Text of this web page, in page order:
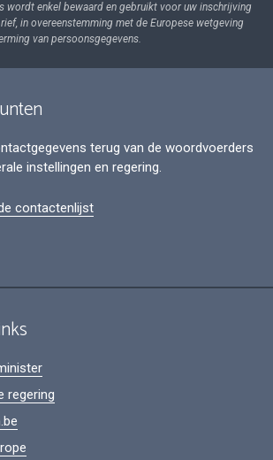
wordt enkel bewaard en gebruikt voor uw inschrijving
in overeenstemming met de Europese wetgeving
van persoonsgegevens.
terug van de woordvoerders
instellingen en regering.
contactenlijst
regering